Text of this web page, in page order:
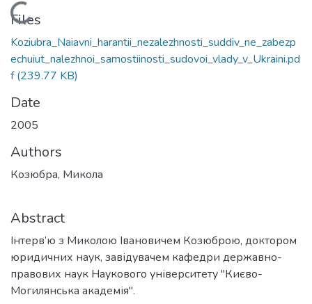
Loading...
Files
Koziubra_Naiavni_harantii_nezalezhnosti_suddiv_ne_zabezp
echuiut_nalezhnoi_samostiinosti_sudovoi_vlady_v_Ukraini.pd
f(239.77 KB)
Date
2005
Authors
Козюбра, Микола
Abstract
Інтерв’ю з Миколою Івановичем Козюброю, доктором
юридичних наук, завідувачем кафедри державно-
правових наук Наукового університету "Києво-
Могилянська академія".